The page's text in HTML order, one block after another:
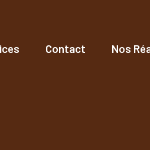
Contact Nos